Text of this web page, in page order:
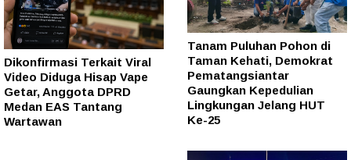
Dikonfirmasi Terkait Viral
Video Diduga Hisap Vape
Getar, Anggota DPRD
Medan EAS Tantang
Wartawan
Tanam Puluhan Pohon di
Taman Kehati, Demokrat
Pematangsiantar
Gaungkan Kepedulian
Lingkungan Jelang HUT
Ke-25